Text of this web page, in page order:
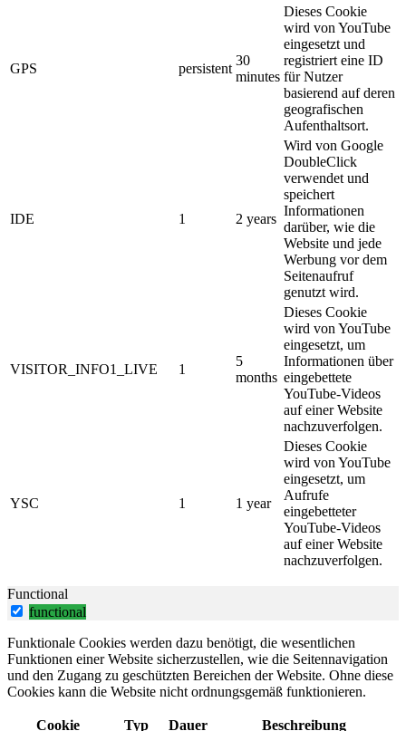
GPS persistent
30
minutes
Dieses Cookie
wird von YouTube
eingesetzt und
registriert eine ID
für Nutzer
basierend auf deren
geografischen
Aufenthaltsort.
IDE 1 2 years
Wird von Google
DoubleClick
verwendet und
speichert
Informationen
darüber, wie die
Website und jede
Werbung vor dem
Seitenaufruf
genutzt wird.
VISITOR_INFO1_LIVE 1
5
months
Dieses Cookie
wird von YouTube
eingesetzt, um
Informationen über
eingebettete
YouTube-Videos
auf einer Website
nachzuverfolgen.
YSC 1 1 year
Dieses Cookie
wird von YouTube
eingesetzt, um
Aufrufe
eingebetteter
YouTube-Videos
auf einer Website
nachzuverfolgen.
Functional
functional
Funktionale Cookies werden dazu benötigt, die wesentlichen
Funktionen einer Website sicherzustellen, wie die Seitennavigation
und den Zugang zu geschützten Bereichen der Website. Ohne diese
Cookies kann die Website nicht ordnungsgemäß funktionieren.
Cookie Typ Dauer Beschreibung